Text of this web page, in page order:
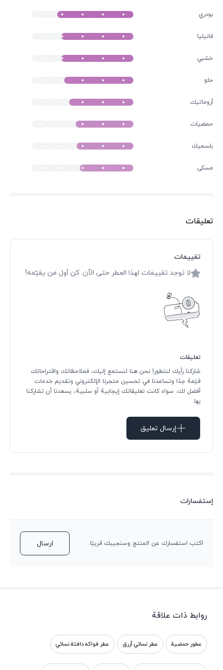
بودري
فانيليا
خشبي
حلو
أروماتيك
حمضيات
بلسميك
مسكى
تعليقات
تقييمات
لا توجد تقييمات لهذا العطر حتى الآن. كن أول من يقيّمه!
تعليقات
شاركنا رأيك لنتطور! نحن هنا لنستمع إليك، فملاحظاتك واقتراحاتك
قيّمة جدًا وتساعدنا في تحسين متجرنا الإلكتروني وتقديم خدمات
أفضل لك. سواء كانت تعليقاتك إيجابية أو سلبية، يسعدنا أن تشاركنا
بها.
إرسال تعليق
إستفسارات
اكتب استفسارك عن المنتج وسنجيبك قريبًا. ارسال
روابط ذات علاقة
عطور حمضية عطر نسائي أزرق عطر فواكه دافئة نسائي